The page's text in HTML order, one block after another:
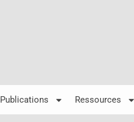
Publications Ressources